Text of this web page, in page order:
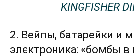
KINGFISHER
2. Вейпы, батарейки и
электроника: «бомбы в